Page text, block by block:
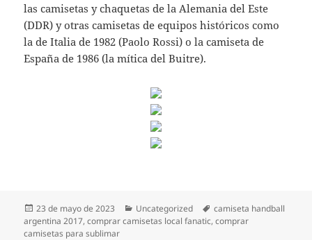
las camisetas y chaquetas de la Alemania del Este
(DDR) y otras camisetas de equipos históricos como
la de Italia de 1982 (Paolo Rossi) o la camiseta de
España de 1986 (la mítica del Buitre).
Publicado
el
23 de mayo de 2023 Categorías
Uncategorized Etiquetas
camiseta handball
argentina 2017,comprar camisetas local fanatic,comprar
camisetas para sublimar